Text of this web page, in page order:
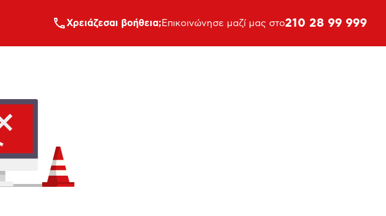
Xρειάζεσαι βοήθεια; Επικοινώνησε μαζί μας στο210 28 99 999